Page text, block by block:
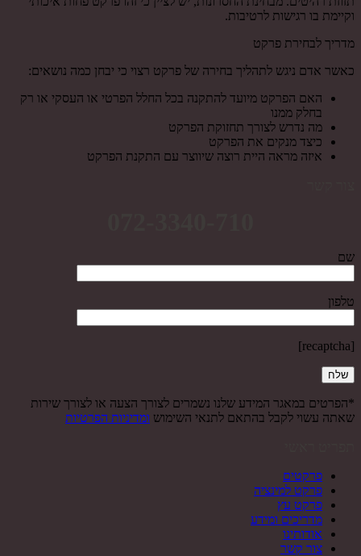
וקיימת בו רגישות לרטיבות.
מדריך לבחירת פרקט
כאשר אדם ניגש לתהליך בחירה של פרקט רצוי כי יבחן כמה נושאים:
האם הפרקט מיועד להתקנה בכל החלל הפרטי או העסקי או רק
בחלק ממנו
מה נדרש לצורך תחזוקת הפרקט
כיצד מנקים את הפרקט
איזה מראה היית רוצה שיווצר עם התקנת הפרקט
שם
טלפון
[recaptcha]
*הפרטים במאגר המידע שלנו נשמרים לצורך הצעה או לצורך שירות
שאתה עשוי לקבל בהתאם לתנאי השימוש ומדיניות הפרטיות
פרקטים
פרקט למינציה
פרקט עץ
מדריכים ומידע
אודותינו
צור קשר